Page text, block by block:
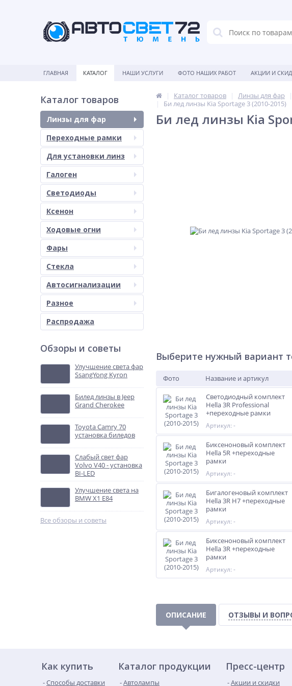
ГЛАВНАЯ КАТАЛОГ НАШИ УСЛУГИ ФОТО НАШИХ РАБОТ АКЦИИ И
Каталог товаров
Линзы для фар
Переходные рамки
Для установки линз
Галоген
Светодиоды
Ксенон
Ходовые огни
Фары
Стекла
Автосигнализации
Разное
Распродажа
Обзоры и советы
Улучшение света фар
SsangYong Kyron
Билед линзы в Jeep
Grand Cherokee
Toyota Camry 70
установка биледов
Слабый свет фар
Volvo V40 - установка
BI-LED
Улучшение света на
BMW X1 E84
Все обзоры и советы
Каталог товаров Линзы для фар
Би лед линзы Kia Sportage 3 (2010-2015)
Би лед линзы Kia
Выберите нужный вариант
Фото Название и артикул
Светодиодный комплект
Hella 3R Professional
+переходные рамки
Артикул: -
Биксеноновый комплект
Hella 5R +переходные
рамки
Артикул: -
Бигалогеновый комплект
Hella 3R H7 +переходные
рамки
Артикул: -
Биксеноновый комплект
Hella 3R +переходные
рамки
Артикул: -
ОПИСАНИЕ ОТЗЫВЫ И
Как купить
Способы доставки
Каталог продукции
Автолампы
Пресс-центр
Акции и скидки